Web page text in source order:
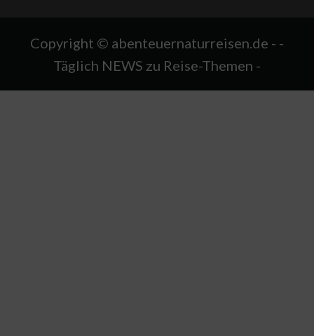
Copyright © abenteuernaturreisen.de - -
Täglich NEWS zu Reise-Themen -